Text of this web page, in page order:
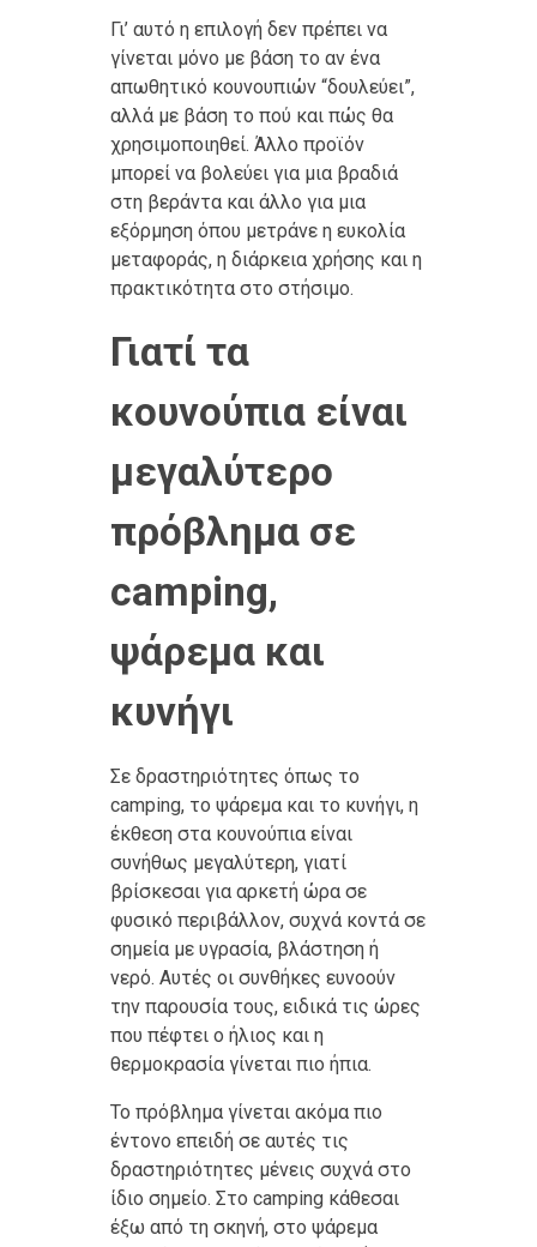
Γι’ αυτό η επιλογή δεν πρέπει να
γίνεται μόνο με βάση το αν ένα
απωθητικό κουνουπιών “δουλεύει”,
αλλά με βάση το πού και πώς θα
χρησιμοποιηθεί. Άλλο προϊόν
μπορεί να βολεύει για μια βραδιά
στη βεράντα και άλλο για μια
εξόρμηση όπου μετράνε η ευκολία
μεταφοράς, η διάρκεια χρήσης και η
πρακτικότητα στο στήσιμο.
Γιατί τα
κουνούπια είναι
μεγαλύτερο
πρόβλημα σε
camping,
ψάρεμα και
κυνήγι
Σε δραστηριότητες όπως το
camping, το ψάρεμα και το κυνήγι, η
έκθεση στα κουνούπια είναι
συνήθως μεγαλύτερη, γιατί
βρίσκεσαι για αρκετή ώρα σε
φυσικό περιβάλλον, συχνά κοντά σε
σημεία με υγρασία, βλάστηση ή
νερό. Αυτές οι συνθήκες ευνοούν
την παρουσία τους, ειδικά τις ώρες
που πέφτει ο ήλιος και η
θερμοκρασία γίνεται πιο ήπια.
Το πρόβλημα γίνεται ακόμα πιο
έντονο επειδή σε αυτές τις
δραστηριότητες μένεις συχνά στο
ίδιο σημείο. Στο camping κάθεσαι
έξω από τη σκηνή, στο ψάρεμα